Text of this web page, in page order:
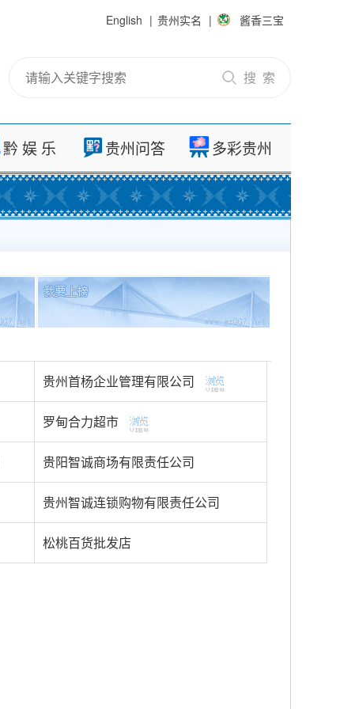
English | 贵州实名 | 酱香三宝
搜 索
黔 娱 乐 贵州问答 多彩贵州
贵州首杨企业管理有限公司
罗甸合力超市
贵阳智诚商场有限责任公司
贵州智诚连锁购物有限责任公司
松桃百货批发店